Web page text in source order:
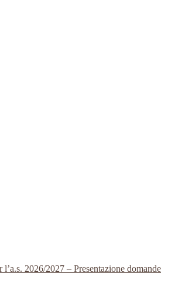
2026/2027 – Presentazione domande